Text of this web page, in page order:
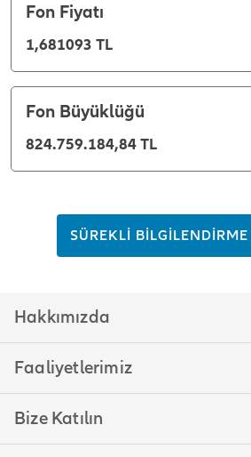
Fon Fiyatı
1,681093 TL
Fon Büyüklüğü
824.759.184,84 TL
SÜREKLİ
Hakkımızda
Faaliyetlerimiz
Bize Katılın